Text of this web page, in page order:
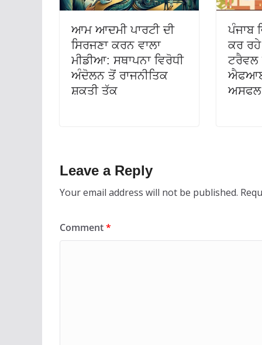
ਆਮ ਆਦਮੀ ਪਾਰਟੀ ਦੀ
ਸਿਰਜਣਾ ਕਰਨ ਵਾਲਾ
ਮੀਡੀਆ: ਸਥਾਪਨਾ ਵਿਰੋਧੀ
ਅੰਦੋਲਨ ਤੋਂ ਰਾਜਨੀਤਿਕ
ਸ਼ਕਤੀ ਤੱਕ
ਪੰਜਾਬ
ਕਰ ਰਹੇ
ਟਰੈਵਲ
ਅਸਫਲ
Leave a Reply
Your email address will not be published.
Comment*